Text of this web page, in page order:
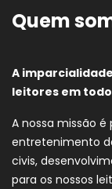
Quem
A
leitores em
A nossa missão
entretenimento
civis,
para os nossos